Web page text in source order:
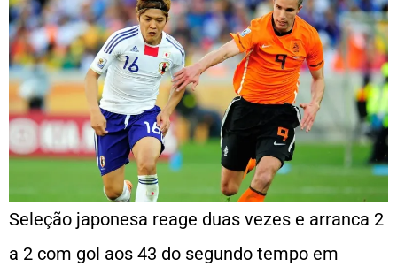
Seleção japonesa reage duas vezes e arranca 2
a 2 com gol aos 43 do segundo tempo em